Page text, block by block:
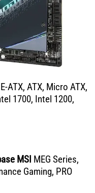
E-ATX, ATX, Micro ATX,
1700, Intel 1200,
MSI MEG Series,
Gaming, PRO